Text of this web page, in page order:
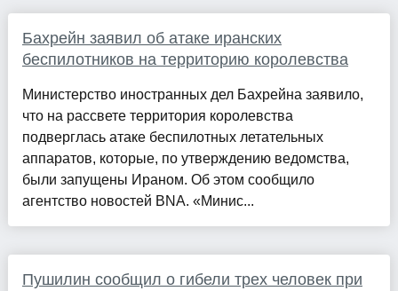
Бахрейн заявил об атаке иранских
беспилотников на территорию королевства
Министерство иностранных дел Бахрейна заявило,
что на рассвете территория королевства
подверглась атаке беспилотных летательных
аппаратов, которые, по утверждению ведомства,
были запущены Ираном. Об этом сообщило
агентство новостей BNA. «Минис...
Пушилин сообщил о гибели трех человек при